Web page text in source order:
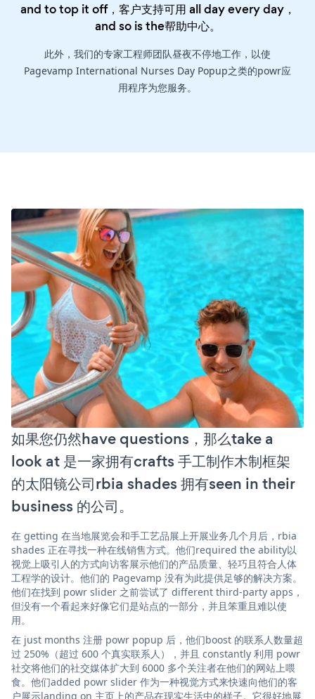
and to top it off，客户支持可用 all day every day，
and so is the帮助中心。
此外，我们的专家工程师团队昼夜不停地工作，以使
Pagevamp International Nurses Day Popup之类的powr应
用程序为您服务。
如果您仍然have questions，那么take a
look at 是一家拥有crafts 手工制作木制框架
的太阳镜公司rbia shades 拥有seen in their
business 的公司。
在 getting 在当地展览会和手工艺品展上开展业务几个月后，rbia
shades 正在寻找一种在线销售方式。他们required the ability以
视觉上吸引人的方式向访客展示他们的产品质量、轻巧且符合人体
工程学的设计。他们的 Pagevamp 没有为此提供足够的解决方案。
他们在找到 powr slider 之前尝试了 different third-party apps，
但没有一个看起来好像它们是站点的一部分，并且笨重且难以使
用。
在 just months 注册 powr popup 后，他们boost 的联系人数量超
过 250%（超过 600 个真实联系人），并且 constantly 利用 powr
社交将他们的社交媒体扩大到 6000 多个关注者在他们的网站上喂
食。他们added powr slider 作为一种视觉方式来快速向他们的客
户展示landing on 主页上的产品在现实生活中的样子。它很好地展